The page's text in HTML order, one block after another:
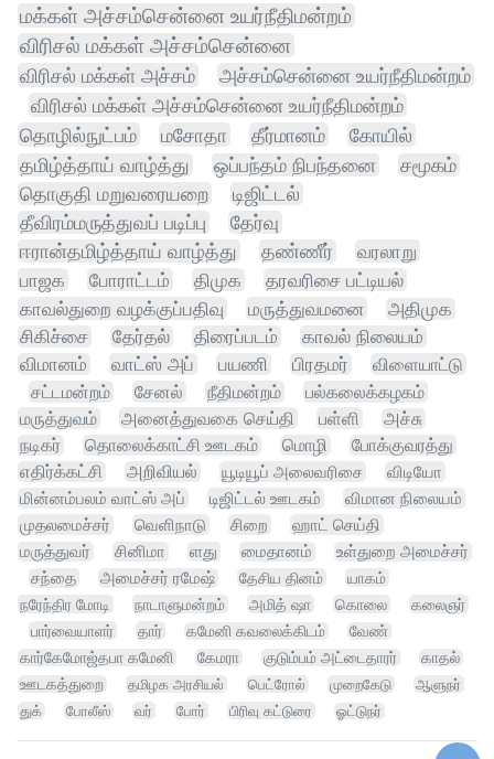
மக்கள் அச்சம்சென்னை உயர்நீதிமன்றம்
விரிசல் மக்கள் அச்சம்சென்னை
விரிசல் மக்கள் அச்சம்
அச்சம்சென்னை உயர்நீதிமன்றம்
விரிசல் மக்கள் அச்சம்சென்னை உயர்நீதிமன்றம்
தொழில்நுட்பம்
மசோதா தீர்மானம் கோயில்
தமிழ்த்தாய் வாழ்த்து ஒப்பந்தம் நிபந்தனை
சமூகம்
தொகுதி மறுவரையறை
டிஜிட்டல்
தீவிரம்மருத்துவப் படிப்பு
தேர்வு
ஈரான்தமிழ்த்தாய் வாழ்த்து
தண்ணீர்
வரலாறு
பாஜக
போராட்டம் திமுக
தரவரிசை பட்டியல்
காவல்துறை வழக்குப்பதிவு
மருத்துவமனை
அதிமுக
சிகிச்சை
தேர்தல் திரைப்படம்
காவல் நிலையம்
விமானம்
வாட்ஸ் அப் பயணி பிரதமர்
விளையாட்டு
சட்டமன்றம்
சேனல் நீதிமன்றம்
பல்கலைக்கழகம்
மருத்துவம்
அனைத்துவகை செய்தி பள்ளி
அச்சு
நடிகர்
தொலைக்காட்சி ஊடகம் மொழி
போக்குவரத்து
எதிர்க்கட்சி
அறிவியல் யூடியூப் அலைவரிசை
விடியோ
மின்னம்பலம் வாட்ஸ் அப்
டிஜிட்டல் ஊடகம்
விமான நிலையம்
முதலமைச்சர்
வெளிநாடு சிறை ஹாட் செய்தி
மருத்துவர் சினிமா ளது மைதானம்
உள்துறை அமைச்சர்
சந்தை
அமைச்சர் ரமேஷ் தேசிய தினம்
யாகம்
நரேந்திர மோடி
நாடாளுமன்றம் அமித் ஷா கொலை
கலைஞர்
பார்வையாளர்
தார் கமேனி கவலைக்கிடம்
வேண்
கார்கேமோஜ்தபா கமேனி
கேமரா குடும்பம் அட்டைதாரர்
காதல்
ஊடகத்துறை
தமிழக அரசியல் பெட்ரோல் முறைகேடு
ஆளுநர்
துக்
போலீஸ் வர் போர் பிரிவு கட்டுரை ஓட்டுநர்